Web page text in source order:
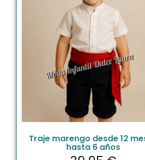
Traje marengo desde 12
hasta 6 años